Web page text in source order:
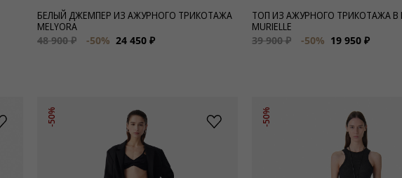
БЕЛЫЙ ДЖЕМПЕР ИЗ АЖУРНОГО ТРИКОТАЖА
MELYORA
48 900 ₽
-50% 24 450 ₽
ТОП ИЗ АЖУРНОГО ТРИКОТАЖА В
MURIELLE
39 900 ₽
-50% 19 950 ₽
-50% -50%